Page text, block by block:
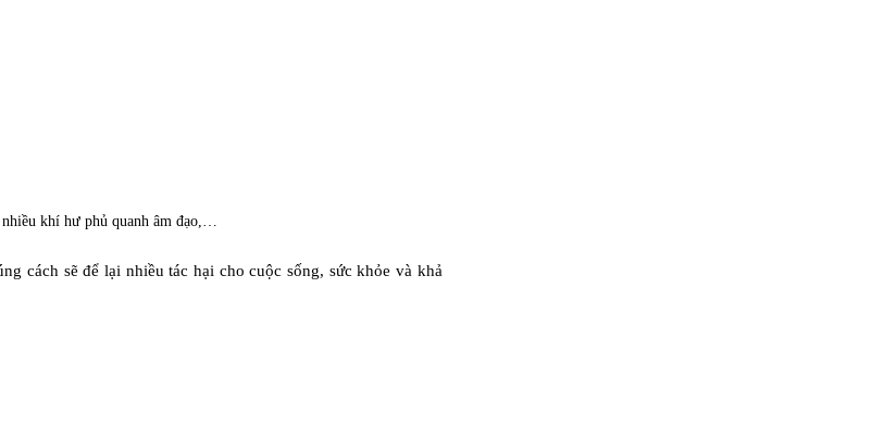
khí hư phủ quanh âm đạo,…
cách sẽ để lại nhiều tác hại cho cuộc sống, sức khỏe và khả